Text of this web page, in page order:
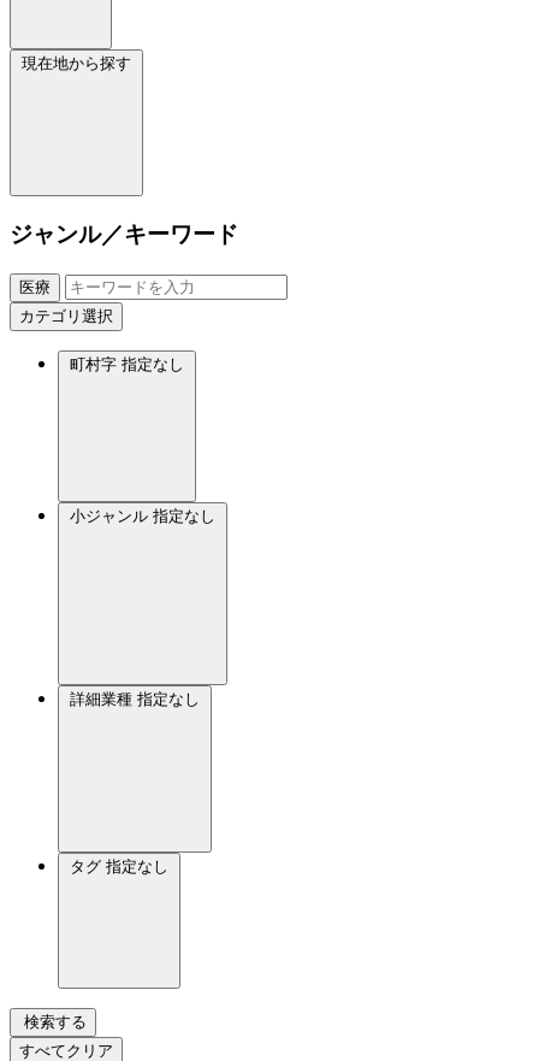
現在地から探す
ジャンル／キーワード
医療
カテゴリ選択
町村字 指定なし
小ジャンル 指定なし
詳細業種 指定なし
タグ 指定なし
検索する
すべてクリア